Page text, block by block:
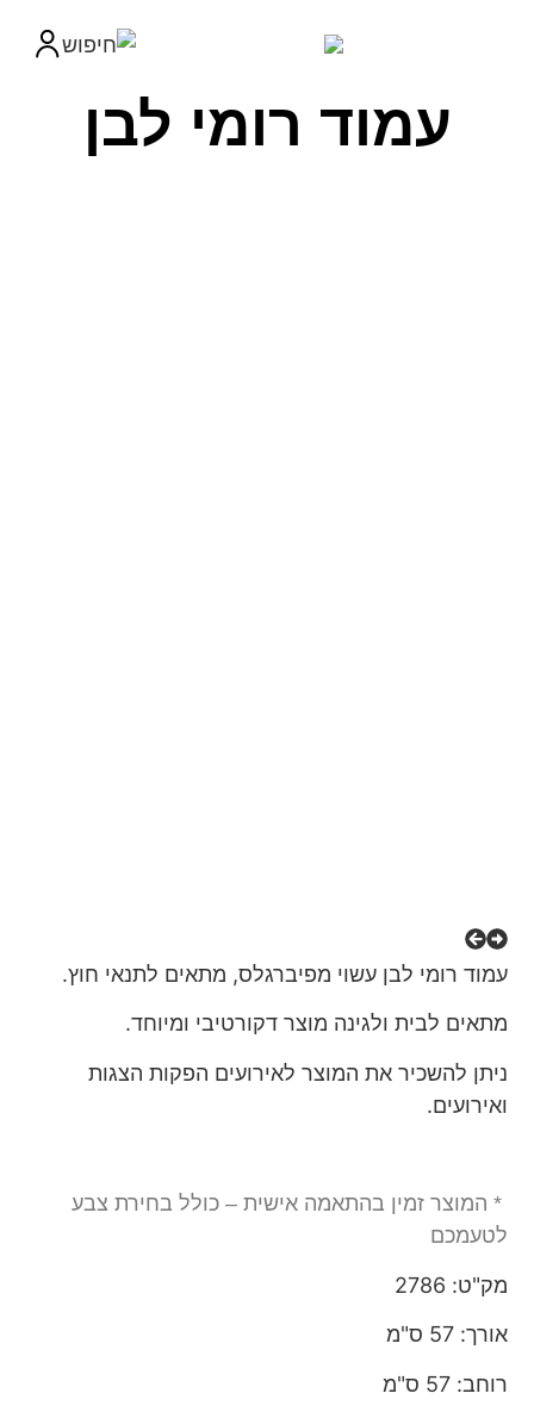
עמוד רומי לבן
עמוד רומי לבן עשוי מפיברגלס, מתאים לתנאי חוץ.
מתאים לבית ולגינה מוצר דקורטיבי ומיוחד.
ניתן להשכיר את המוצר לאירועים הפקות הצגות
ואירועים.
* המוצר זמין בהתאמה אישית – כולל בחירת צבע
לטעמכם
מק"ט: 2786
אורך: 57 ס"מ
רוחב: 57 ס"מ